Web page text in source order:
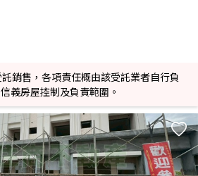
銷售，各項責任概由該受託業者自行負
義房屋控制及負責範圍。